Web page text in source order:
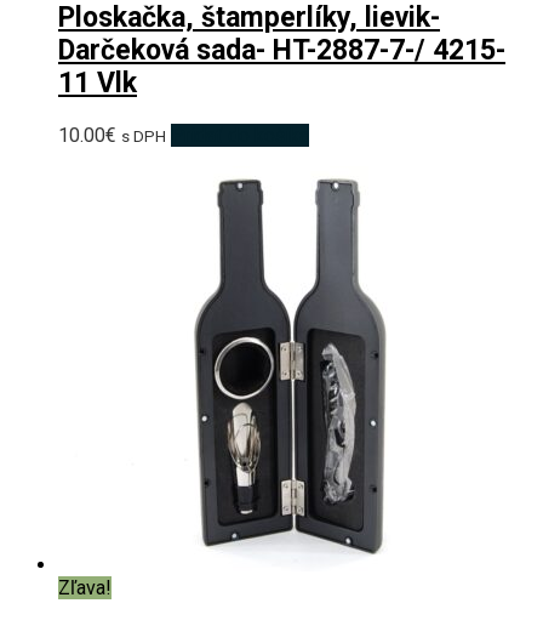
Ploskačka, štamperlíky, lievik-
Darčeková sada- HT-2887-7-/ 4215-
11 Vlk
10.00€ s DPH
Zľava!